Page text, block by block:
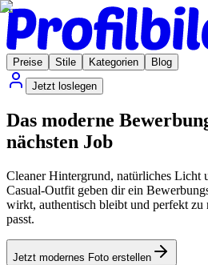
Preise Stile Kategorien
Blog
Jetzt loslegen
Das moderne
nächsten Job
Cleaner Hintergrund, natürliches Licht
Casual-Outfit geben dir ein
wirkt, authentisch bleibt und perfekt zu
passt.
Jetzt modernes Foto erstellen